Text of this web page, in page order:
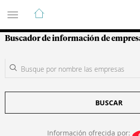
Guía de Empresas
Buscador de información de
BUSCAR
Información ofrecida por: